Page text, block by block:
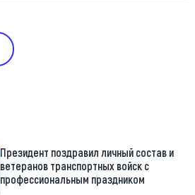
Президент поздравил личный состав и
ветеранов транспортных войск с
профессиональным праздником